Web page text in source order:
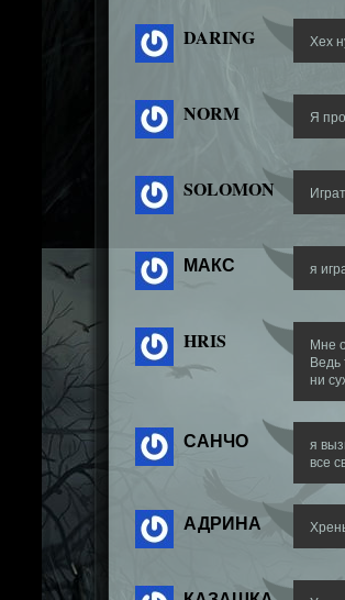
DARING Хех
NORM Я
SOLOMON
МАКС я
HRIS
Мне
Ведь
ни
САНЧО
я
все
АДРИНА